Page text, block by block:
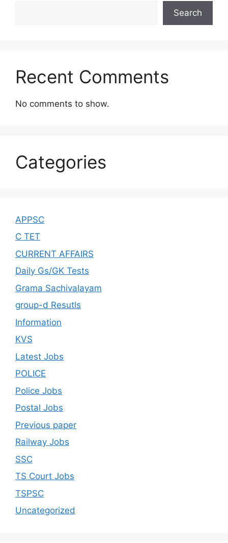
Search
Recent Comments
No comments to show.
Categories
APPSC
C TET
CURRENT AFFAIRS
Daily Gs/GK Tests
Grama Sachivalayam
group-d Resutls
Information
KVS
Latest Jobs
POLICE
Police Jobs
Postal Jobs
Previous paper
Railway Jobs
SSC
TS Court Jobs
TSPSC
Uncategorized